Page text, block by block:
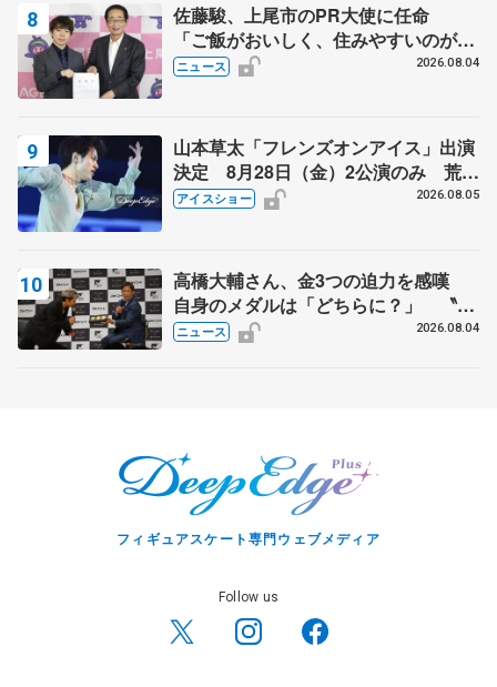
佐藤駿、上尾市のPR大使に任命
「ご飯がおいしく、住みやすいのが魅
力」
ニュース 2026.08.04
山本草太「フレンズオンアイス」出演
決定 8月28日（金）2公演のみ 荒川
静香さんプロデュース、20周年のアイ
アイスショー 2026.08.05
高橋大輔さん、金3つの迫力を感嘆
自身のメダルは「どちらに？」 〝リ
ス兄弟〟オリンピック3連覇の野村忠
ニュース 2026.08.04
フィギュアスケート専門ウェブメディア
Follow us